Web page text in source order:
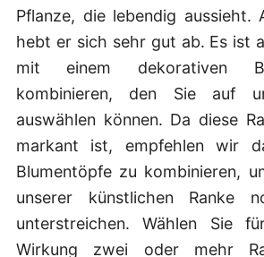
Pflanze, die lebendig aussieht.
hebt er sich sehr gut ab. Es ist
mit einem dekorativen
kombinieren, den Sie auf
auswählen können. Da diese
markant ist, empfehlen wir
Blumentöpfe zu kombinieren,
unserer künstlichen Ranke
unterstreichen. Wählen Sie
Wirkung zwei oder mehr